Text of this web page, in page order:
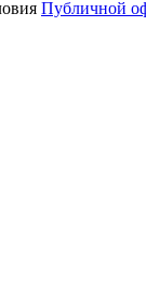
Публичной